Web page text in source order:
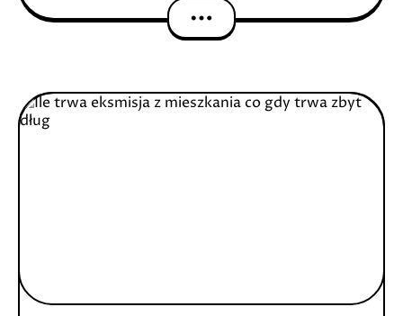
rozwodzie Praktyczne